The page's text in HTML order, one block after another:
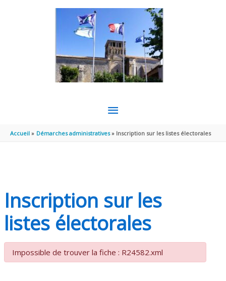
MENU
PRINCIPAL
Accueil Démarches administratives Inscription sur les listes électorales
Inscription sur les
listes électorales
Impossible de trouver la fiche : R24582.xml